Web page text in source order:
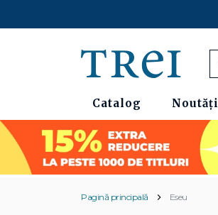
Catalog Noutăți
Pagină principală Eseu